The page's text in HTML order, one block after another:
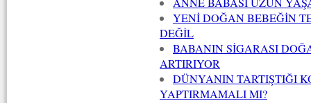
YENİ DOĞAN BEBEĞİN
DEĞİL
BABANIN SİGARASI
ARTIRIYOR
DÜNYANIN TARTIŞTIĞI
YAPTIRMAMALI MI?